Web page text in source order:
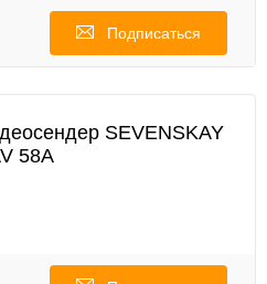
Подписаться
SEVENSKAY
58A